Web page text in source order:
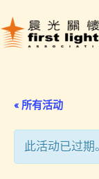
至
« 所有活动
此活动已过期。